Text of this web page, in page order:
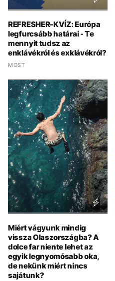
REFRESHER-KVÍZ: Európa
legfurcsább határai - Te
mennyit tudsz az
enklávékról és exklávékról?
MOST
Miért vágyunk mindig
vissza Olaszországba? A
dolce far niente lehet az
egyik legnyomósabb oka,
de nekünk miért nincs
sajátunk?